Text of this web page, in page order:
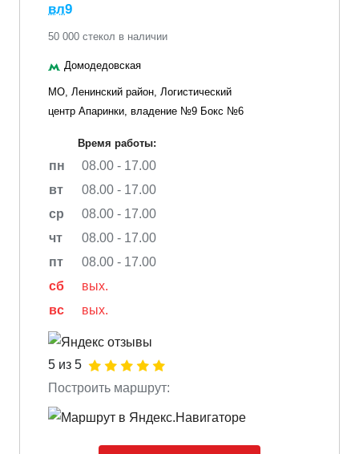
вл9
50 000 стекол в наличии
Домодедовская
МО, Ленинский район, Логистический
центр Апаринки, владение №9 Бокс №6
Время работы:
пн
08.00 - 17.00
вт
08.00 - 17.00
ср
08.00 - 17.00
чт
08.00 - 17.00
пт
08.00 - 17.00
сб
вых.
вс
вых.
5 из 5
Построить маршрут: